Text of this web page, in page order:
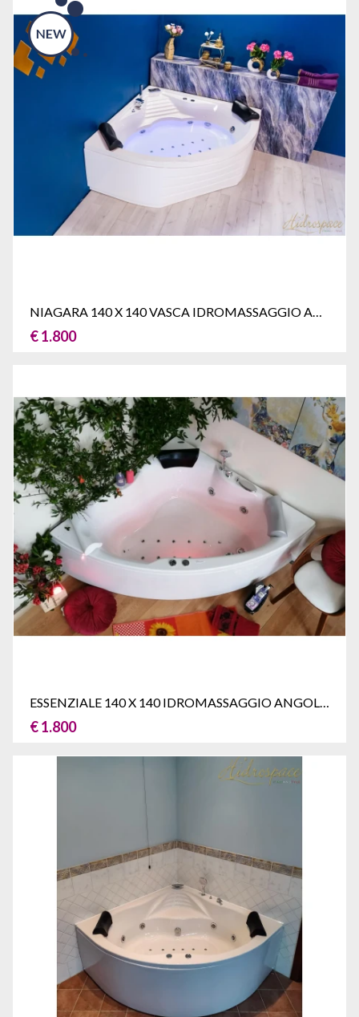
€ 1.800
ESSENZIALE 140 X 140 IDROMASSAGGIO ANGOLARE
€ 1.800